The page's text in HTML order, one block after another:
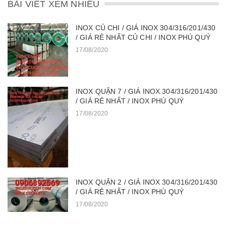
BÀI VIẾT XEM NHIỀU
INOX CỦ CHI / GIÁ INOX 304/316/201/430
/ GIÁ RẺ NHẤT CỦ CHI / INOX PHÚ QUÝ
17/08/2020
INOX QUẬN 7 / GIÁ INOX 304/316/201/430
/ GIÁ RẺ NHẤT / INOX PHÚ QUÝ
17/08/2020
INOX QUẬN 2 / GIÁ INOX 304/316/201/430
/ GIÁ RẺ NHẤT / INOX PHÚ QUÝ
17/08/2020